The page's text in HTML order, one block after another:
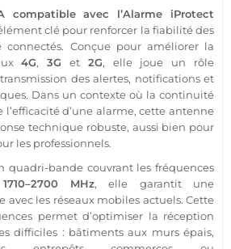
compatibleavec l’Alarme
iProtect
clé pour renforcer la fiabilité des
connectés. Conçue pour améliorer la
4G,3G et 2G, elle joue un rôle
transmission des alertes, notifications et
Dans un contexte où la continuité
d’une alarme, cetteantenne
technique robuste, aussi bien pour
les professionnels.
quadri-bande couvrant les fréquences
1710–2700 MHz, elle garantit une
les réseaux mobiles actuels. Cette
permet d’optimiser la réception
difficiles : bâtiments aux murs épais,